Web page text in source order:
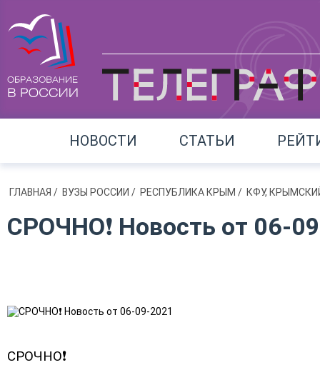
НОВОСТИ СТАТЬИ
ГЛАВНАЯ / ВУЗЫ РОССИИ / РЕСПУБЛИКА КРЫМ / КФУ,
СРОЧНО❗ Новость от 06-
СРОЧНО❗